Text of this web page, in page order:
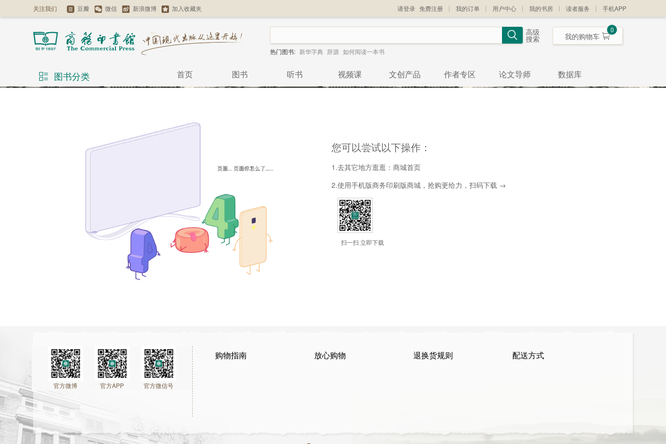
关注我们 豆瓣 微信 新浪微博 加入收藏夹 请登录 免费注册 我的订单 用户中心 我的书房 读者服务 手机APP
高级
搜索
热门图书: 新华字典 辞源 如何阅读一本书
我的购物车
0
图书分类 首页 图书 听书 视频课 文创产品 作者专区 论文导师 数据库
您可以尝试以下操作：
1.去其它地方逛逛： 商城首页
2.使用手机版商务印刷版商城，抢购更给力，扫码下载 →
扫一扫 立即下载
官方微博 官方APP 官方微信号
购物指南 放心购物 退换货规则 配送方式